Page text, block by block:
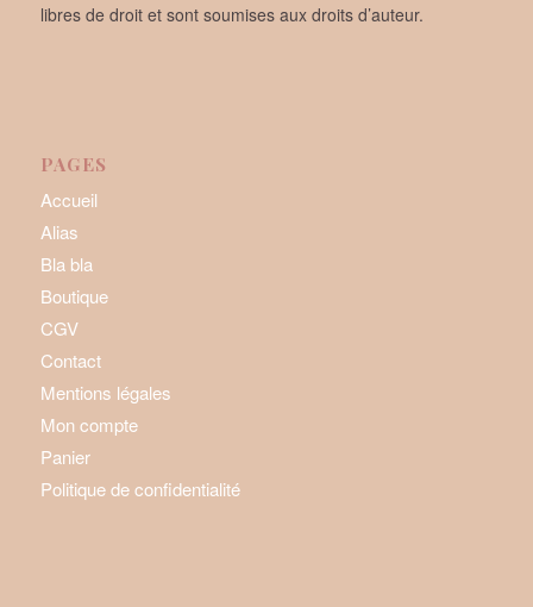
libres de droit et sont soumises aux droits d’auteur.
PAGES
Accueil
Alias
Bla bla
Boutique
CGV
Contact
Mentions légales
Mon compte
Panier
Politique de confidentialité